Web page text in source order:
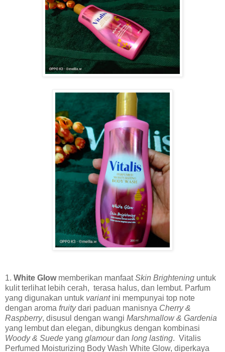
1. White Glowmemberikan manfaatSkin Brightening untuk
kulit terlihat lebih cerah, terasa halus, dan lembut. Parfum
yang digunakan untuk variantini mempunyai top note
dengan aroma fruitydari paduan manisnya Cherry &
Raspberry, disusul dengan wangi Marshmallow & Gardenia
yang lembut dan elegan, dibungkus dengan kombinasi
Woody & Suede yang glamourdan long lasting. Vitalis
Perfumed Moisturizing Body Wash White Glow, diperkaya